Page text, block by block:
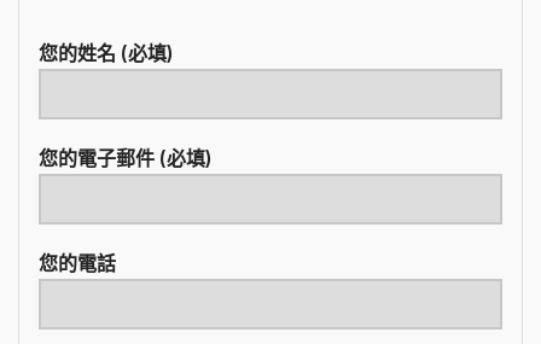
您的姓名 (必填)
您的電子郵件 (必填)
您的電話